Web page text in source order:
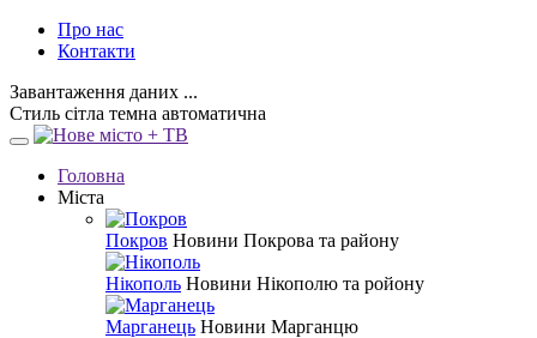
Про нас
Контакти
Завантаження даних ...
Стиль сітла темна автоматична
Головна
Міста
Покров Новини Покрова та району
Нікополь Новини Нікополю та ройону
Марганець Новини Марганцю